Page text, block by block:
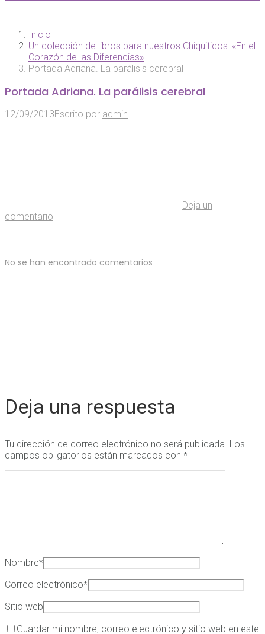
Inicio
Un colección de libros para nuestros Chiquiticos: «En el
Corazón de las Diferencias»
Portada Adriana. La parálisis cerebral
Portada Adriana. La parálisis cerebral
12/09/2013Escrito por admin
Deja un
comentario
No se han encontrado comentarios
Deja una respuesta
Tu dirección de correo electrónico no será publicada. Los
campos obligatorios están marcados con *
Nombre*
Correo electrónico*
Sitio web
Guardar mi nombre, correo electrónico y sitio web en este